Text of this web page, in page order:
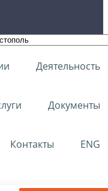
Деятельность
Документы
Контакты ENG